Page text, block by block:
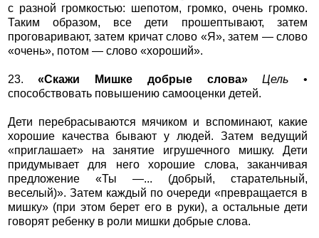
с разной громкостью: шепотом, громко, очень громко.
Таким образом, все дети прошептывают, затем
проговаривают, затем кричат слово «Я», затем — слово
«очень», потом — слово «хороший».
23.«Скажи Мишке добрые слова» Цель •
способствовать повышению самооценки детей.
Дети перебрасываются мячиком и вспоминают, какие
хорошие качества бывают у людей. Затем ведущий
«приглашает» на занятие игрушечного мишку. Дети
придумывает для него хорошие слова, заканчивая
предложение «Ты —... (добрый, старательный,
веселый)». Затем каждый по очереди «превращается в
мишку» (при этом берет его в руки), а остальные дети
говорят ребенку в роли мишки добрые слова.